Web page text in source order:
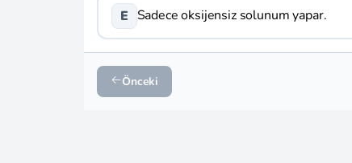
E Sadece oksijensiz solunum yapar.
Önceki